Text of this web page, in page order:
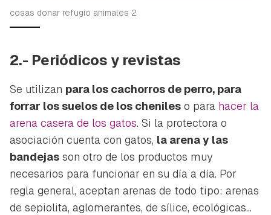
cosas donar refugio animales 2
2.- Periódicos y revistas
Se utilizan para los cachorros de perro, para
forrar los suelos de los cheniles o para hacer la
arena casera de los gatos. Si la protectora o
asociación cuenta con gatos, la arena y las
bandejas son otro de los productos muy
necesarios para funcionar en su día a día. Por
regla general, aceptan arenas de todo tipo: arenas
de sepiolita, aglomerantes, de sílice, ecológicas...